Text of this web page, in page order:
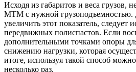
Исходя из габаритов и веса грузов,
МТМ с нужной грузоподъемностью.
увеличить этот показатель, следует
передвижных полиспастов. Если
дополнительными точками опоры
снижению нагрузки, которая
итоге, используя такой способ
несколько раз.